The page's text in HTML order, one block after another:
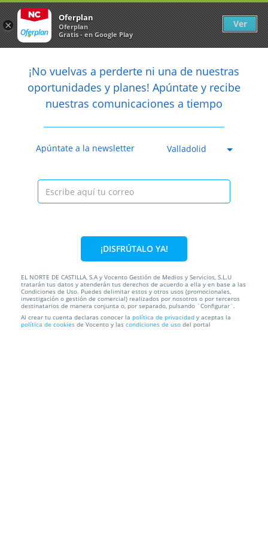

Caducada
Anterior
42% 51,70€ 29,90€
Gran menú completo para dos con puchero del día
Delicatessen a la leña C/ Real, 104 (Puente Duero), 47152.
Valladolid.
arrow_back Newsletter
¡No vuelvas a perderte ni una de nuestras
oportunidades y planes! Apúntate y recibe
nuestras comunicaciones a tiempo
Apúntate a la newsletter Valladolid
¡DISFRÚTALO YA!
EL NORTE DE CASTILLA, S.A y Vocento Gestión de Medios y Servicios, S.L.U
tratarán tus datos y atenderán tus derechos de acuerdo a ella y en base a las
Condiciones de Uso. Puedes delimitar estos y otros usos (promocionales,
investigación o gestión de comercial) realizados por nosotros o por terceros
destinatarios de manera conjunta o, por separado, pulsando ¨Configurar¨.
Al crear tu cuenta declaras conocer la política de privacidad y aceptas la
política de cookies de Vocento y las condiciones de uso del portal
×
Oferplan
Oferplan
Gratis - en Google Play
Ver